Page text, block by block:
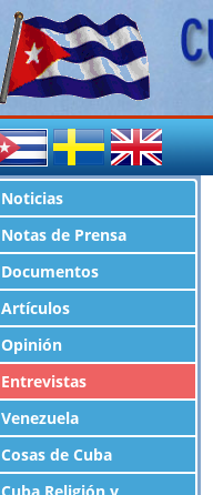
Noticias
Notas de Prensa
Documentos
Artículos
Opinión
Entrevistas
Venezuela
Cosas de Cuba